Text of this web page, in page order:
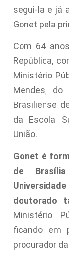
segui-la e já
Gonet pela
Com 64
República,
Ministério
Mendes,
Brasiliense
da Escola
União.
Gonet é
de
doutorado
Ministério
ficando em
procurador